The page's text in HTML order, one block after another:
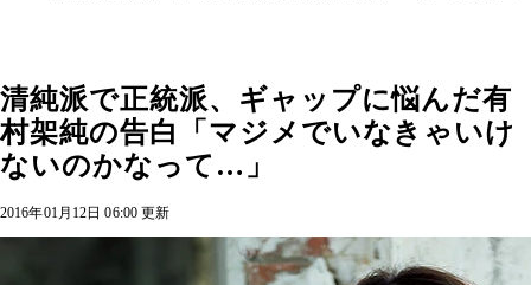
清純派で正統派、ギャップに悩んだ有
村架純の告白「マジメでいなきゃいけ
ないのかなって…」
2016年01月12日 06:00 更新